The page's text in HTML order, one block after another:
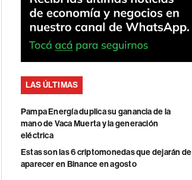
LAS ÚLTIMAS
Pampa Energía duplica su ganancia de la
mano de Vaca Muerta y la generación
eléctrica
Estas son las 6 criptomonedas que dejarán de
aparecer en Binance en agosto